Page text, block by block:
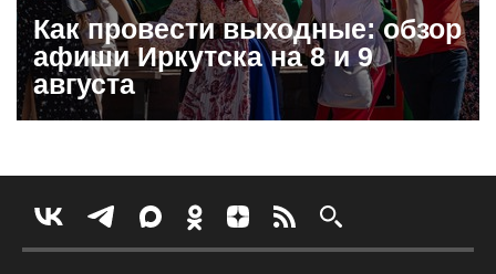
Как провести выходные: обзор
афиши Иркутска на 8 и 9
августа